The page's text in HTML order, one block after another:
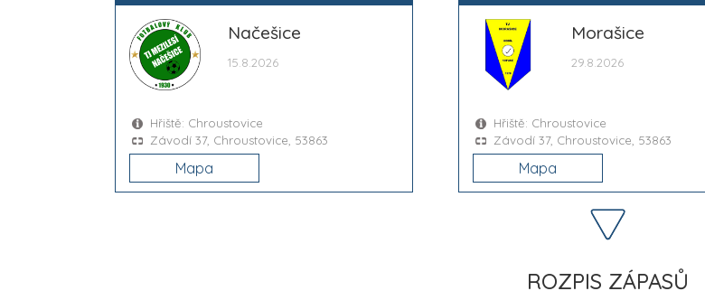
Načešice
15.8.2026
Hřiště: Chroustovice
Závodí 37, Chroustovice, 53863
Mapa
Morašice
29.8.2026
Hřiště: Chroustovice
Závodí 37, Chroustovice, 53863
Mapa
ROZPIS ZÁPASŮ